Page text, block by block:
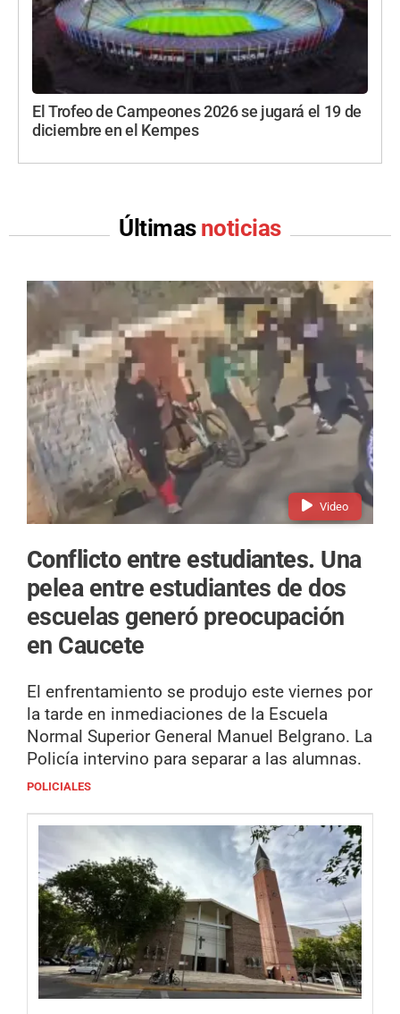
El Trofeo de Campeones 2026 se jugará el 19 de
diciembre en el Kempes
Últimas noticias
Video
Conflicto entre estudiantes. Una
pelea entre estudiantes de dos
escuelas generó preocupación
en Caucete
El enfrentamiento se produjo este viernes por
la tarde en inmediaciones de la Escuela
Normal Superior General Manuel Belgrano. La
Policía intervino para separar a las alumnas.
POLICIALES